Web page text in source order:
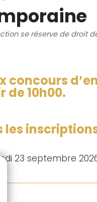
se réserve de
concours
de 10h00.
les
23 septembre